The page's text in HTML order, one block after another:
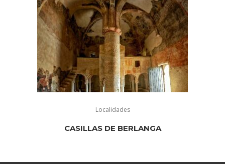
Localidades
CASILLAS DE BERLANGA